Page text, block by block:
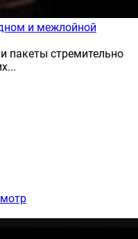
и межлойной
пакеты стремительно